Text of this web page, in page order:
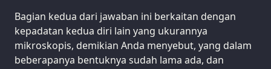
Bagian kedua dari jawaban ini berkaitan dengan
kepadatan kedua diri lain yang ukurannya
mikroskopis, demikian Anda menyebut, yang dalam
beberapanya bentuknya sudah lama ada, dan